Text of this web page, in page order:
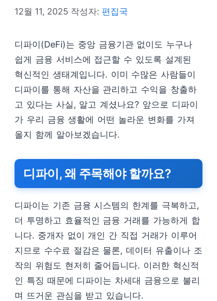
12월 11, 2025 작성자: 편집국
디파이(DeFi)는 중앙 금융기관 없이도 누구나
쉽게 금융 서비스에 접근할 수 있도록 설계된
혁신적인 생태계입니다. 이미 수많은 사람들이
디파이를 통해 자산을 관리하고 수익을 창출하
고 있다는 사실, 알고 계셨나요? 앞으로 디파이
가 우리 금융 생활에 어떤 놀라운 변화를 가져
올지 함께 알아보겠습니다.
디파이, 왜 주목해야 할까요?
디파이는 기존 금융 시스템의 한계를 극복하고,
더 투명하고 효율적인 금융 거래를 가능하게 합
니다. 중개자 없이 개인 간 직접 거래가 이루어
지므로 수수료 절감은 물론, 데이터 유출이나 조
작의 위험도 현저히 줄어듭니다. 이러한 혁신적
인 특징 때문에 디파이는 차세대 금융으로 불리
며 뜨거운 관심을 받고 있습니다.